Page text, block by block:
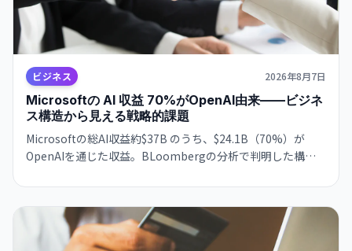
ビジネス 2026年8月7日
Microsoftの AI 収益 70%がOpenAI由来——ビジネ
ス構造から見える戦略的課題
Microsoftの総AI収益約$37B のうち、$24.1B（70%）が
OpenAIを通じた収益。BLoombergの分析で判明した構図
築の急務を浮き彫りにします。